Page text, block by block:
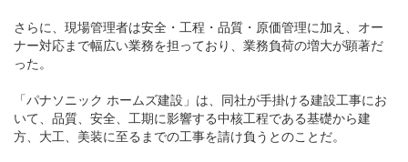
さらに、現場管理者は安全・工程・品質・原価管理に加え、オー
ナー対応まで幅広い業務を担っており、業務負荷の増大が顕著だ
った。
「パナソニック ホームズ建設」は、同社が手掛ける建設工事にお
いて、品質、安全、工期に影響する中核工程である基礎から建
方、大工、美装に至るまでの工事を請け負うとのことだ。